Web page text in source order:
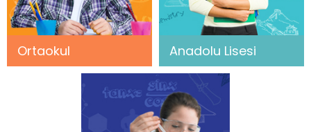
Ortaokul Anadolu Lisesi